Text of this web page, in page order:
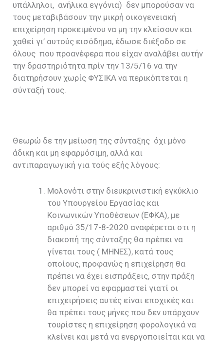
υπάλληλοι, ανήλικα εγγόνια) δεν μπορούσαν να
τους μεταβιβάσουν την μικρή οικογενειακή
επιχείρηση προκειμένου να μη την κλείσουν και
χαθεί γι’ αυτούς εισόδημα, έδωσε διέξοδο σε
όλους που προανέφερα που είχαν αναλάβει αυτήν
την δραστηριότητα πρίν την 13/5/16 να την
διατηρήσουν χωρίς ΦΥΣΙΚΑ να περικόπτεται η
σύνταξή τους.
Θεωρώ δε την μείωση της σύνταξης όχι μόνο
άδικη και μη εφαρμόσιμη, αλλά και
αντιπαραγωγική για τούς εξής λόγους:
Μολονότι στην διευκρινιστική εγκύκλιο
του Υπουργείου Εργασίας και
Κοινωνικών Υποθέσεων (ΕΦΚΑ), με
αριθμό 35/17-8-2020 αναφέρεται οτι η
διακοπή της σύνταξης θα πρέπει να
γίνεται τους ( ΜΗΝΕΣ), κατά τους
οποίους, προφανώς η επιχείρηση θα
πρέπει να έχει εισπράξεις, στην πράξη
δεν μπορεί να εφαρμαστεί γιατί οι
επιχειρήσεις αυτές είναι εποχικές και
θα πρέπει τους μήνες που δεν υπάρχουν
τουρίστες η επιχείρηση φορολογικά να
κλείνει και μετά να ενεργοποιείται και να